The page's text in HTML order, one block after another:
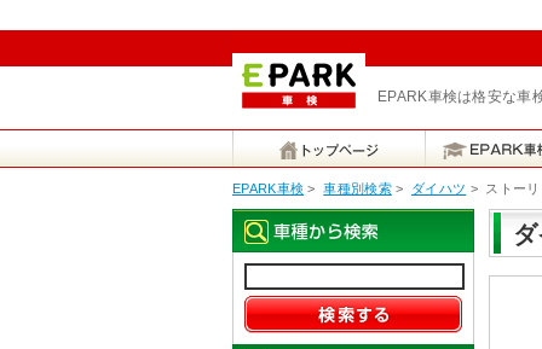
EPARK車検は格安な車
EPARK車検 > 車種別検索> ダイハツ > ストー